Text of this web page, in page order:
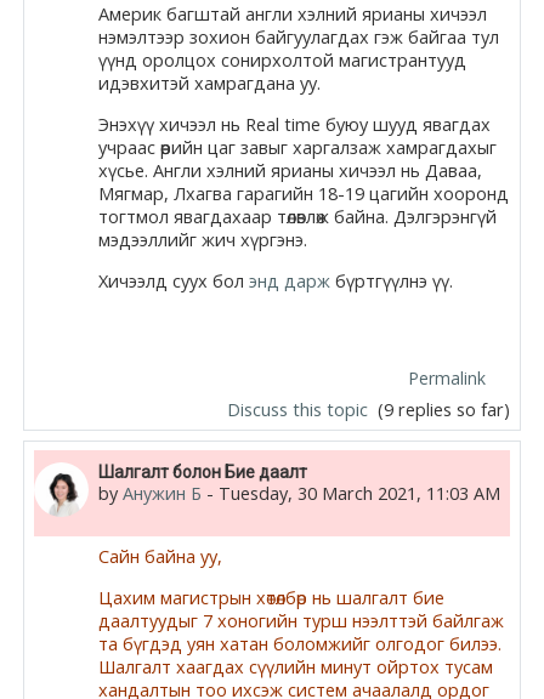
Америк багштай англи хэлний ярианы хичээл
нэмэлтээр зохион байгуулагдах гэж байгаа тул
үүнд оролцох сонирхолтой магистрантууд
идэвхитэй хамрагдана уу.
Энэхүү хичээл нь Real time буюу шууд явагдах
учраас өөрийн цаг завыг харгалзаж хамрагдахыг
хүсье. Англи хэлний ярианы хичээл нь Даваа,
Мягмар, Лхагва гарагийн 18-19 цагийн хооронд
тогтмол явагдахаар төлөвлөж байна. Дэлгэрэнгүй
мэдээллийг жич хүргэнэ.
Хичээлд суух бол энд даржбүртгүүлнэ үү.
Permalink
Discuss this topic (9 replies so far)
Шалгалт болон Бие даалт
by Анужин Б - Tuesday, 30 March 2021, 11:03 AM
Сайн байна уу,
Цахим магистрын хөтөлбөр нь шалгалт бие
даалтуудыг 7 хоногийн турш нээлттэй байлгаж
та бүгдэд уян хатан боломжийг олгодог билээ.
Шалгалт хаагдах сүүлийн минут ойртох тусам
хандалтын тоо ихсэж систем ачаалалд ордог